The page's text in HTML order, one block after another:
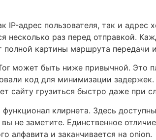
IP-адрес пользователя, так и адрес
несколько раз перед отправкой.
картины маршрута передачи
может быть ниже привычной. Это
код для минимизации
сайту грузиться быстро даже при
клирнета. Здесь
не заметите. Единственное
алфавита и заканчивается на onion.